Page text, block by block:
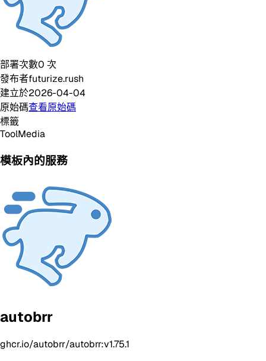
部署次數0 次
發布者futurize.rush
建立於2026-04-04
原始碼查看原始碼
標籤
ToolMedia
模板內的服務
autobrr
ghcr.io/autobrr/autobrr:v1.75.1